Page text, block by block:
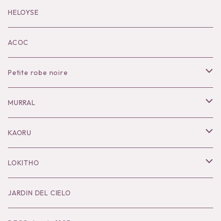
Black series
KOKO別注
HELOYSE
ACOC
Petite robe noire
Necklace
Pierce
Bracelet／Bangle
Ring
MURRAL
Outer
Tops
Bottoms
KAORU
Necklace
Pierce
LOKITHO
Tops
JARDIN DEL CIELO